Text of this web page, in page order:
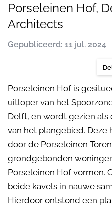
Porseleinen Hof,
Architects
Gepubliceerd: 11 jul. 2024
Porseleinen Hof is
uitloper van het
Delft, en wordt gezien als
van het plangebied.
door de Porseleinen
grondgebonden
Porseleinen Hof vormen.
beide kavels in nauwe
Hierdoor ontstond een